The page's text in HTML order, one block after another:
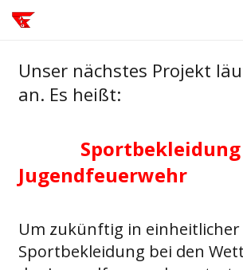
Unser nächstes Projekt
an. Es heißt:
Sportbekleidung
Jugendfeuerwehr
Um zukünftig in einheitlicher
Sportbekleidung bei den